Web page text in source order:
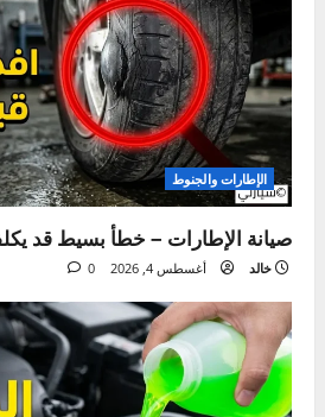
قيادة السيارة بتهور – الأسباب،
ما فاتك
الإطارات والجنوط